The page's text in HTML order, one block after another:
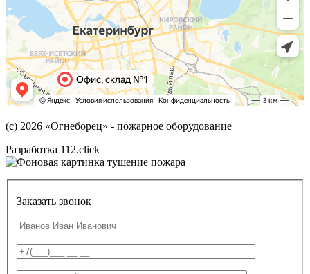
(с) 2026 «Огнеборец» - пожарное оборудование
Разработка 112.click
Заказать звонок